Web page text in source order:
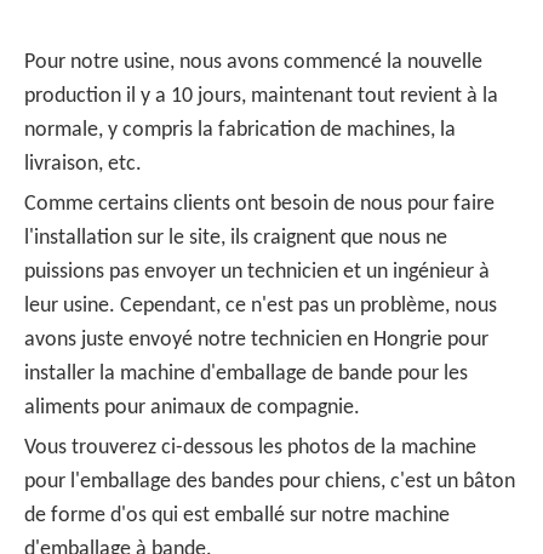
Pour notre usine, nous avons commencé la nouvelle
production il y a 10 jours, maintenant tout revient à la
normale, y compris la fabrication de machines, la
livraison, etc.
Comme certains clients ont besoin de nous pour faire
l'installation sur le site, ils craignent que nous ne
puissions pas envoyer un technicien et un ingénieur à
leur usine. Cependant, ce n'est pas un problème, nous
avons juste envoyé notre technicien en Hongrie pour
installer la machine d'emballage de bande pour les
aliments pour animaux de compagnie.
Vous trouverez ci-dessous les photos de la machine
pour l'emballage des bandes pour chiens, c'est un bâton
de forme d'os qui est emballé sur notre machine